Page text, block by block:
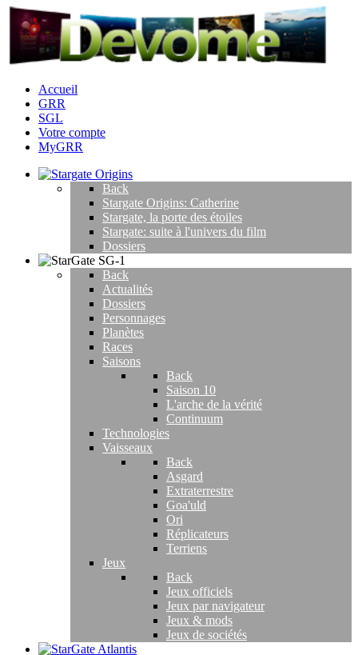
Accueil
GRR
SGL
Votre compte
MyGRR
Back
Stargate Origins: Catherine
Stargate, la porte des étoiles
Stargate: suite à l'univers du film
Dossiers
Back
Actualités
Dossiers
Personnages
Planètes
Races
Saisons
Back
Saison 10
L'arche de la vérité
Continuum
Technologies
Vaisseaux
Back
Asgard
Extraterrestre
Goa'uld
Ori
Réplicateurs
Terriens
Jeux
Back
Jeux officiels
Jeux par navigateur
Jeux & mods
Jeux de sociétés